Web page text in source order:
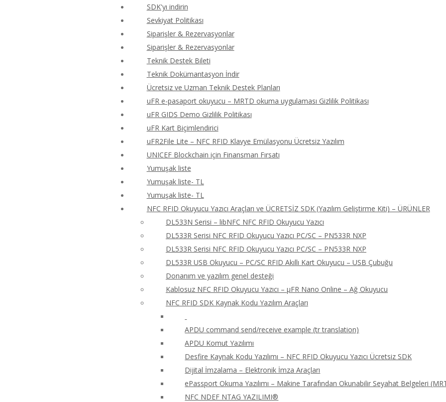
SDK'yı indirin
Sevkiyat Politikası
Siparişler & Rezervasyonlar
Siparişler & Rezervasyonlar
Teknik Destek Bileti
Teknik Dokümantasyon İndir
Ücretsiz ve Uzman Teknik Destek Planları
uFR e-pasaport okuyucu – MRTD okuma uygulaması Gizlilik Politikası
uFR GIDS Demo Gizlilik Politikası
uFR Kart Biçimlendirici
uFR2File Lite – NFC RFID Klavye Emülasyonu Ücretsiz Yazılım
UNICEF Blockchain için Finansman Fırsatı
Yumuşak liste
Yumuşak liste- TL
Yumuşak liste- TL
NFC RFID Okuyucu Yazıcı Araçları ve ÜCRETSİZ SDK (Yazılım Geliştirme Kiti) – ÜRÜNLER
DL533N Serisi – libNFC NFC RFID Okuyucu Yazıcı
DL533R Serisi NFC RFID Okuyucu Yazıcı PC/SC – PN533R NXP
DL533R Serisi NFC RFID Okuyucu Yazıcı PC/SC – PN533R NXP
DL533R USB Okuyucu – PC/SC RFID Akıllı Kart Okuyucu – USB Çubuğu
Donanım ve yazılım genel desteği
Kablosuz NFC RFID Okuyucu Yazıcı – μFR Nano Online – Ağ Okuyucu
NFC RFID SDK Kaynak Kodu Yazılım Araçları
APDU command send/receive example (tr translation)
APDU Komut Yazılımı
Desfire Kaynak Kodu Yazılımı – NFC RFID Okuyucu Yazıcı Ücretsiz SDK
Dijital İmzalama – Elektronik İmza Araçları
ePassport Okuma Yazılımı – Makine Tarafından Okunabilir Seyahat Belgeleri
NFC NDEF NTAG YAZILIMI®